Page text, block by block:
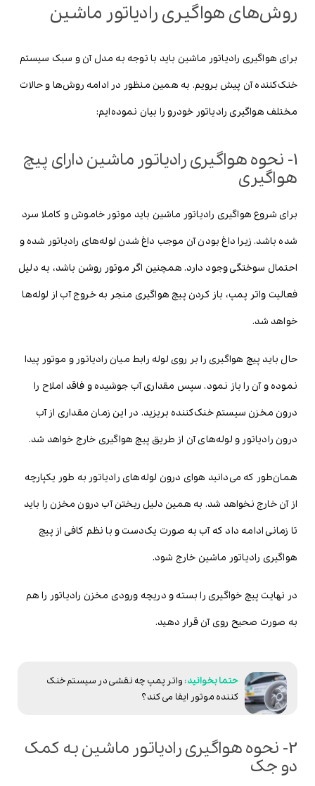
روش‌های هواگیری رادیاتور ماشین
برای هواگیری رادیاتور ماشین باید با توجه به مدل آن و سبک سیستم
خنک‌کننده آن پیش برویم. به همین منظور در ادامه روش‌ها و حالات
مختلف هواگیری رادیاتور خودرو را بیان نموده‌ایم:
1- نحوه هواگیری رادیاتور ماشین دارای پیچ
هواگیری
برای شروع هواگیری رادیاتور ماشین باید موتور خاموش و کاملا سرد
شده باشد. زیرا داغ بودن آن موجب داغ شدن لوله‌های رادیاتور شده و
احتمال سوختگی وجود دارد. همچنین اگر موتور روشن باشد، به دلیل
فعالیت واتر پمپ، باز کردن پیچ هواگیری منجر به خروج آب از لوله‌ها
خواهد شد.
حال باید پیچ هواگیری را بر روی لوله رابط میان رادیاتور و موتور پیدا
نموده و آن را باز نمود. سپس مقداری آب جوشیده و فاقد املاح را
درون مخزن سیستم خنک‌کننده بریزید. در این زمان مقداری از آب
درون رادیاتور و لوله‌های آن از طریق پیچ هواگیری خارج خواهد شد.
همان‌طور که می‌دانید هوای درون لوله‌های رادیاتور به طور یکپارچه
از آن خارج نخواهد شد. به همین دلیل ریختن آب درون مخزن را باید
تا زمانی ادامه داد که آب به صورت یک‌دست و با نظم کافی از پیچ
هواگیری رادیاتور ماشین خارج شود.
در نهایت پیچ خواگیری را بسته و دریچه ورودی مخزن رادیاتور را هم
به صورت صحیح روی آن قرار دهید.
واتر پمپ چه نقشی در سیستم خنک
کننده موتور ایفا می کند؟
2- نحوه هواگیری رادیاتور ماشین به کمک
دو جک